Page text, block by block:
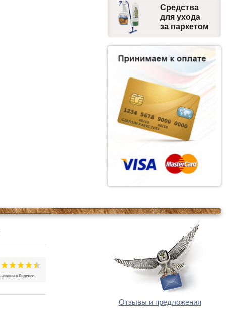
Средства
для ухода
за паркетом
Отзывы и предложения